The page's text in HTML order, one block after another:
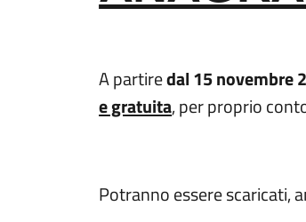
A partiredal 15 novembre
e gratuita, per proprio
Potranno essere scaricati,